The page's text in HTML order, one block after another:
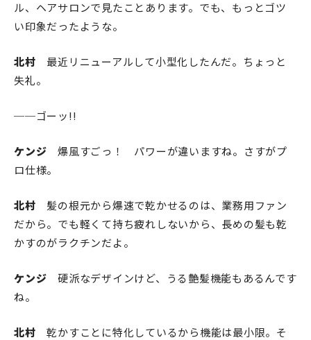
ル、ヘアサロンで見たことあります。でも、もっとゴツ
い印象だったような。
北村 最近リニューアルして小型化したんだ。ちょっと
失礼。
──ゴーッ!!
ケンジ 爆風すごっ！ パワーが違いますね。さすがプ
ロ仕様。
北村 髪の根元から爆速で乾かせるのは、業務用ファン
だから。でも軽くて持ち疲れしないから、長めの髪も乾
かすのがラクチンだよ。
ケンジ 硬派なデザインけど、うる艶髪機能もあるんです
ね。
北村 乾かすことに特化しているから機能は最小限。そ